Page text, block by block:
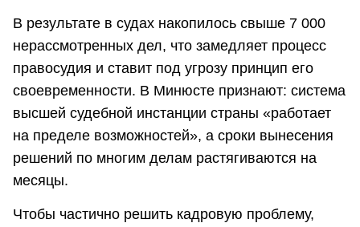
В результате в судах накопилось свыше 7 000
нерассмотренных дел, что замедляет процесс
правосудия и ставит под угрозу принцип его
своевременности. В Минюсте признают: система
высшей судебной инстанции страны «работает
на пределе возможностей», а сроки вынесения
решений по многим делам растягиваются на
месяцы.
Чтобы частично решить кадровую проблему,